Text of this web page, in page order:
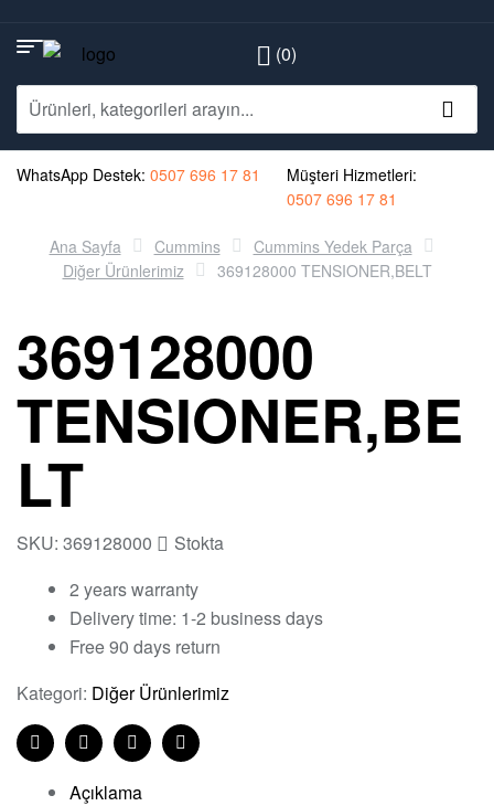
(0)
WhatsApp Destek: 0507 696 17 81
Müşteri Hizmetleri:
0507 696 17 81
Ana Sayfa Cummins
Cummins Yedek Parça
Diğer Ürünlerimiz
369128000 TENSIONER,BELT
369128000
TENSIONER,BE
LT
SKU: 369128000
Stokta
2 years warranty
Delivery time: 1-2 business days
Free 90 days return
Kategori: Diğer Ürünlerimiz
FacebookTwitterLinkedinPinterest
Açıklama